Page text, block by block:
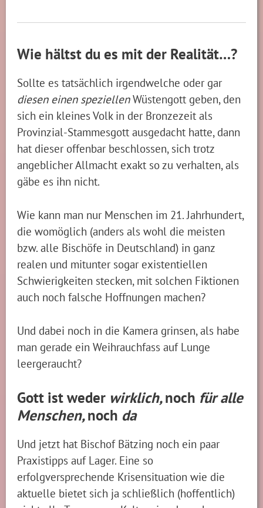
Wie hältst du es mit der Realität…?
Sollte es tatsächlich irgendwelche oder gar
diesen einen speziellenWüstengott geben, den
sich ein kleines Volk in der Bronzezeit als
Provinzial-Stammesgott ausgedacht hatte, dann
hat dieser offenbar beschlossen, sich trotz
angeblicher Allmacht exakt so zu verhalten, als
gäbe es ihn nicht.
Wie kann man nur Menschen im 21. Jahrhundert,
die womöglich (anders als wohl die meisten
bzw. alle Bischöfe in Deutschland) in ganz
realen und mitunter sogar existentiellen
Schwierigkeiten stecken, mit solchen Fiktionen
auch noch falsche Hoffnungen machen?
Und dabei noch in die Kamera grinsen, als habe
man gerade ein Weihrauchfass auf Lunge
leergeraucht?
Gott ist weder wirklich,noch für alle
Menschen,noch da
Und jetzt hat Bischof Bätzing noch ein paar
Praxistipps auf Lager. Eine so
erfolgversprechende Krisensituation wie die
aktuelle bietet sich ja schließlich (hoffentlich)